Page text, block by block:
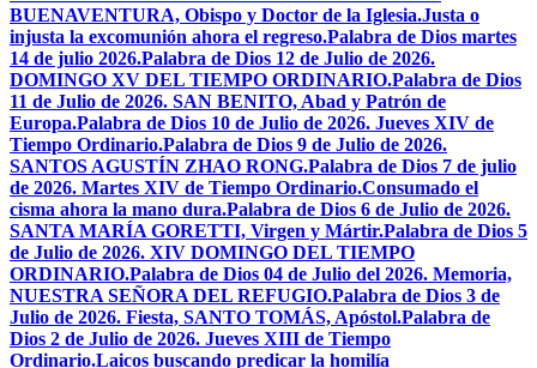
BUENAVENTURA, Obispo y Doctor de la Iglesia.Justa o
injusta la excomunión ahora el regreso.Palabra de Dios martes
14 de julio 2026.Palabra de Dios 12 de Julio de 2026.
DOMINGO XV DEL TIEMPO ORDINARIO.Palabra de Dios
11 de Julio de 2026. SAN BENITO, Abad y Patrón de
Europa.Palabra de Dios 10 de Julio de 2026. Jueves XIV de
Tiempo Ordinario.Palabra de Dios 9 de Julio de 2026.
SANTOS AGUSTÍN ZHAO RONG.Palabra de Dios 7 de julio
de 2026. Martes XIV de Tiempo Ordinario.Consumado el
cisma ahora la mano dura.Palabra de Dios 6 de Julio de 2026.
SANTA MARÍA GORETTI, Virgen y Mártir.Palabra de Dios 5
de Julio de 2026. XIV DOMINGO DEL TIEMPO
ORDINARIO.Palabra de Dios 04 de Julio del 2026. Memoria,
NUESTRA SEÑORA DEL REFUGIO.Palabra de Dios 3 de
Julio de 2026. Fiesta, SANTO TOMÁS, Apóstol.Palabra de
Dios 2 de Julio de 2026. Jueves XIII de Tiempo
Ordinario.Laicos buscando predicar la homilía